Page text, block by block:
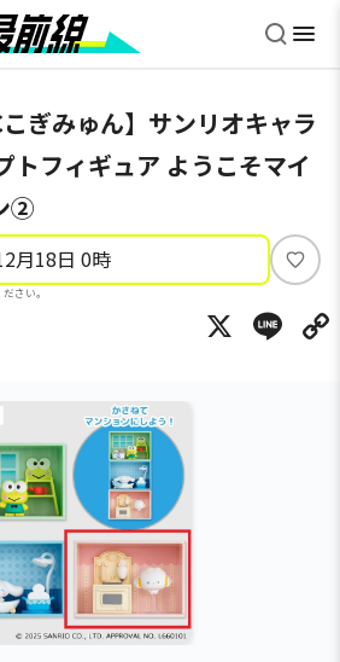
こぎみゅん】サンリオキャラ
トフィギュア ようこそマイ
②
月18日 0時
さい。
い
ね
X